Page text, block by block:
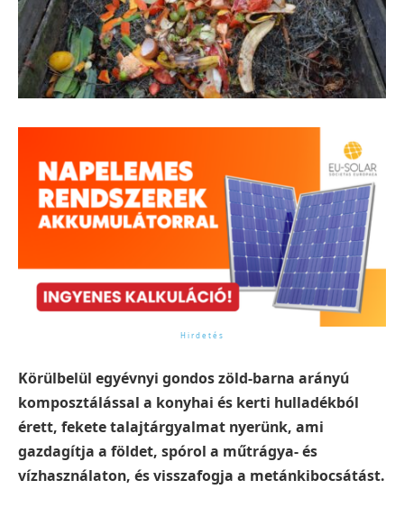
Körülbelül egyévnyi gondos zöld-barna arányú
komposztálással a konyhai és kerti hulladékból
érett, fekete talajtárgyalmat nyerünk, ami
gazdagítja a földet, spórol a műtrágya- és
vízhasználaton, és visszafogja a metánkibocsátást.